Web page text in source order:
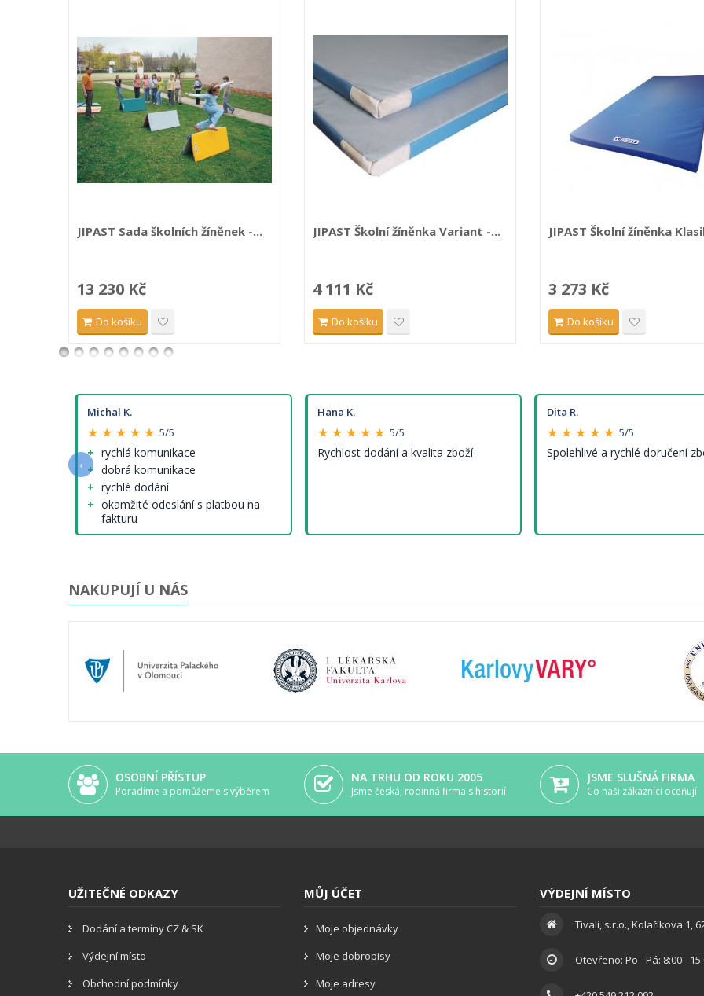
JIPAST Sada školních žíněnek -...
13 230 Kč
Do košíku
JIPAST Školní žíněnka Variant -...
4 111 Kč
Do košíku
JIPAST Školní žíněnka
3 273 Kč
Do košíku
Michal K.
★ ★ ★ ★ ★ 5/5
rychlá komunikace
dobrá komunikace
rychlé dodání
okamžité odeslání s platbou na
fakturu
nenalezl jsem (tedy krom cen
Hana K.
★ ★ ★ ★ ★ 5/5
Rychlost dodání a kvalita zboží
Dita R.
★ ★ ★ ★ ★ 5/5
Spolehlivé a rychlé doručení
‹
NAKUPUJÍ U NÁS
OSOBNÍ PŘÍSTUP
Poradíme a pomůžeme s výběrem
NA TRHU OD ROKU 2005
Jsme česká, rodinná firma s historií
JSME SLUŠNÁ FIRMA
Co naši zákazníci oceňují
UŽITEČNÉ ODKAZY
Dodání a termíny CZ & SK
Výdejní místo
Obchodní podmínky
MŮJ ÚČET
Moje objednávky
Moje dobropisy
Moje adresy
VÝDEJNÍ MÍSTO
Tivali, s.r.o., Kolaříkova 1,
Otevřeno: Po - Pá: 8:00 -